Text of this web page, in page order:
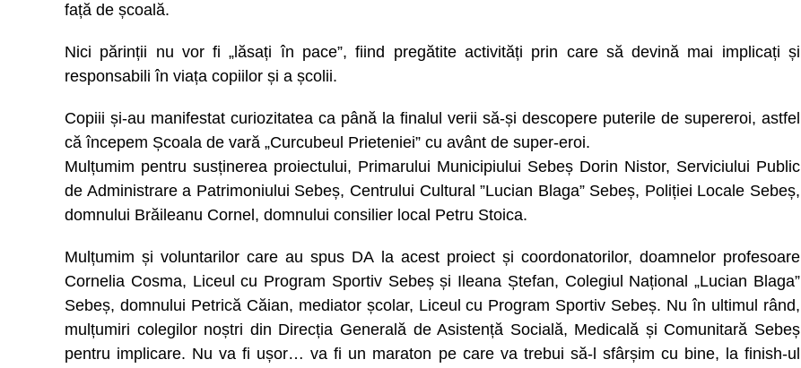
față de școală.
Nici părinții nu vor fi „lăsați în pace”, fiind pregătite activități prin care să devină mai implicați și
responsabili în viața copiilor și a școlii.
Copiii și-au manifestat curiozitatea ca până la finalul verii să-și descopere puterile de supereroi, astfel
că începem Școala de vară „Curcubeul Prieteniei” cu avânt de super-eroi.
Mulțumim pentru susținerea proiectului, Primarului Municipiului Sebeș Dorin Nistor, Serviciului Public
de Administrare a Patrimoniului Sebeș, Centrului Cultural ”Lucian Blaga” Sebeș, Poliției Locale Sebeș,
domnului Brăileanu Cornel, domnului consilier local Petru Stoica.
Mulțumim și voluntarilor care au spus DA la acest proiect și coordonatorilor, doamnelor profesoare
Cornelia Cosma, Liceul cu Program Sportiv Sebeș și Ileana Ștefan, Colegiul Național „Lucian Blaga”
Sebeș, domnului Petrică Căian, mediator școlar, Liceul cu Program Sportiv Sebeș. Nu în ultimul rând,
mulțumiri colegilor noștri din Direcția Generală de Asistență Socială, Medicală și Comunitară Sebeș
pentru implicare. Nu va fi ușor… va fi un maraton pe care va trebui să-l sfârșim cu bine, la finish-ul